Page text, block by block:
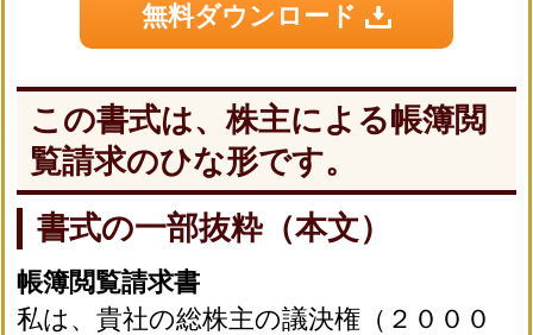
無料ダウンロード
この書式は、株主による帳簿閲
覧請求のひな形です。
書式の一部抜粋（本文）
帳簿閲覧請求書
私は、貴社の総株主の議決権（２０００